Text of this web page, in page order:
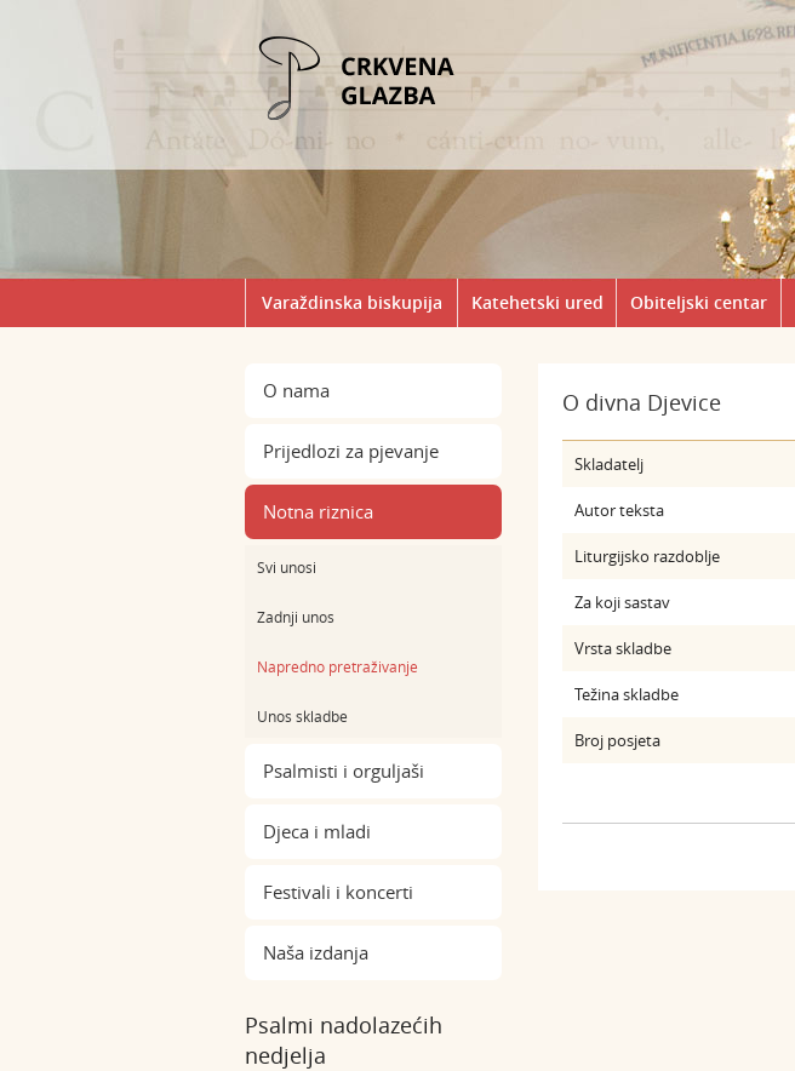
Varaždinska biskupija Katehetski ured Obiteljski centar
O nama
Prijedlozi za pjevanje
Notna riznica
Svi unosi
Zadnji unos
Napredno pretraživanje
Unos skladbe
Psalmisti i orguljaši
Djeca i mladi
Festivali i koncerti
Naša izdanja
Psalmi nadolazećih
nedjelja
O divna Djevice
Skladatelj
Autor teksta
Liturgijsko razdoblje
Za koji sastav
Vrsta skladbe
Težina skladbe
Broj posjeta